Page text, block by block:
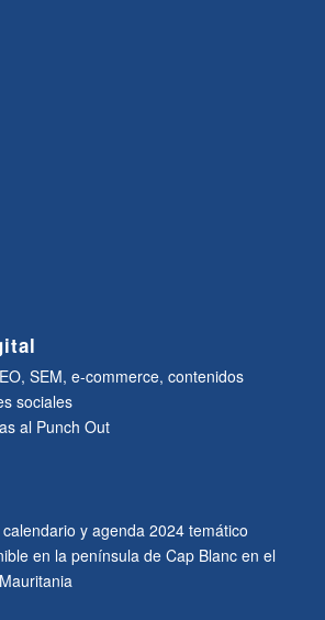
SEM, e-commerce, contenidos
sociales
al Punch Out
y agenda 2024 temático
en la península de Cap Blanc en el